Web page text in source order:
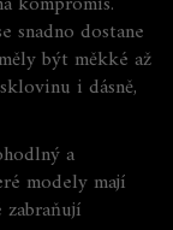
dostane
být měkké až
i dásně,
a
modely mají